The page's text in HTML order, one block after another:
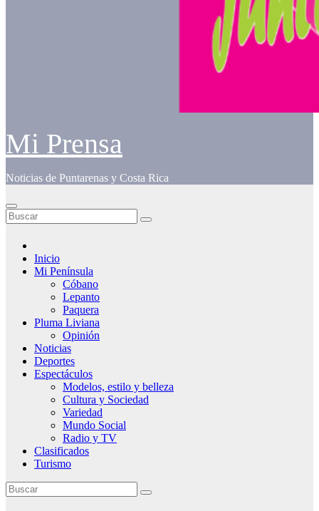
Mi Prensa
Noticias de Puntarenas y Costa Rica
Inicio
Mi Península
Cóbano
Lepanto
Paquera
Pluma Liviana
Opinión
Noticias
Deportes
Espectáculos
Modelos, estilo y belleza
Cultura y Sociedad
Variedad
Mundo Social
Radio y TV
Clasificados
Turismo